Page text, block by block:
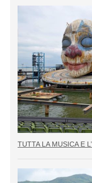
TUTTA LA MUSICA E